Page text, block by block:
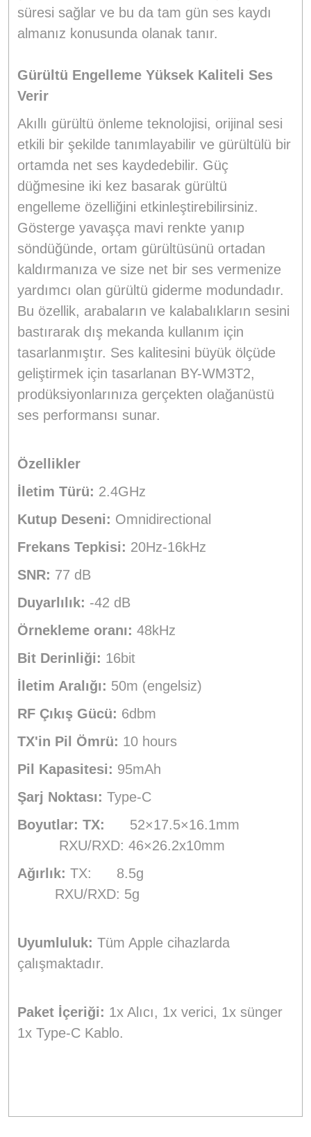
süresi sağlar ve bu da tam gün ses kaydı
almanız konusunda olanak tanır.
Gürültü Engelleme Yüksek Kaliteli Ses
Verir
Akıllı gürültü önleme teknolojisi, orijinal sesi
etkili bir şekilde tanımlayabilir ve gürültülü bir
ortamda net ses kaydedebilir. Güç
düğmesine iki kez basarak gürültü
engelleme özelliğini etkinleştirebilirsiniz.
Gösterge yavaşça mavi renkte yanıp
söndüğünde, ortam gürültüsünü ortadan
kaldırmanıza ve size net bir ses vermenize
yardımcı olan gürültü giderme modundadır.
Bu özellik, arabaların ve kalabalıkların sesini
bastırarak dış mekanda kullanım için
tasarlanmıştır. Ses kalitesini büyük ölçüde
geliştirmek için tasarlanan BY-WM3T2,
prodüksiyonlarınıza gerçekten olağanüstü
ses performansı sunar.
Özellikler
İletim Türü: 2.4GHz
Kutup Deseni: Omnidirectional
Frekans Tepkisi: 20Hz-16kHz
SNR: 77 dB
Duyarlılık: -42 dB
Örnekleme oranı: 48kHz
Bit Derinliği: 16bit
İletim Aralığı: 50m (engelsiz)
RF Çıkış Gücü: 6dbm
TX'in Pil Ömrü: 10 hours
Pil Kapasitesi: 95mAh
Şarj Noktası: Type-C
Boyutlar: TX: 52×17.5×16.1mm
RXU/RXD: 46×26.2x10mm
Ağırlık: TX: 8.5g
RXU/RXD: 5g
Uyumluluk: Tüm Apple cihazlarda
çalışmaktadır.
Paket İçeriği: 1x Alıcı, 1x verici, 1x sünger
1x Type-C Kablo.